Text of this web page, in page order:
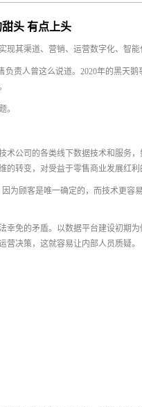
头 有点上头
其渠道、营销、运营数字化、智能
责人曾这么说道。2020年的黑天
。
公司的各类线下数据技术和服务
转变，对受益于零售商业发展红利
为顾客是唯一确定的，而技术更
免的矛盾。以数据平台建设初期
决策，这就容易让内部人员质疑。